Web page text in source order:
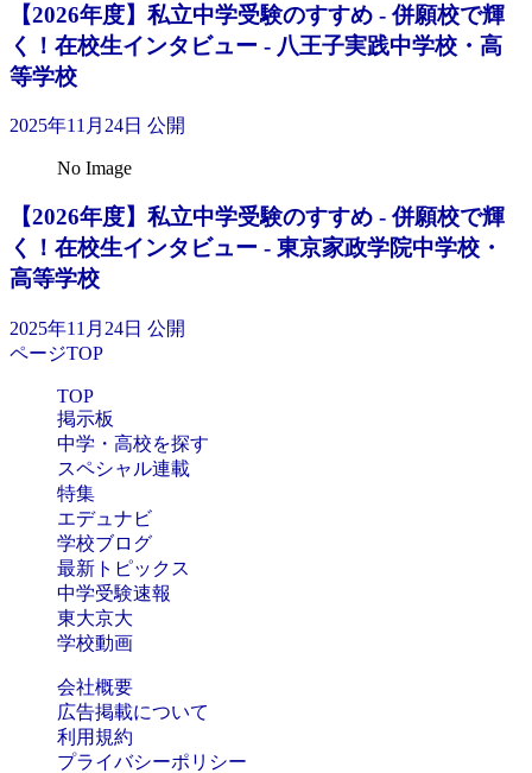
【2026年度】私立中学受験のすすめ - 併願校で輝
く！在校生インタビュー - 八王子実践中学校・高
等学校
2025年11月24日 公開
No Image
【2026年度】私立中学受験のすすめ - 併願校で輝
く！在校生インタビュー - 東京家政学院中学校・
高等学校
2025年11月24日 公開
ページTOP
TOP
掲示板
中学・高校を探す
スペシャル連載
特集
エデュナビ
学校ブログ
最新トピックス
中学受験速報
東大京大
学校動画
会社概要
広告掲載について
利用規約
プライバシーポリシー